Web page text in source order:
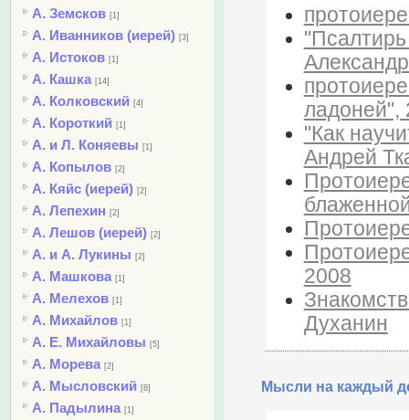
А. Земсков [1]
А. Иванников (иерей) [3]
А. Истоков [1]
А. Кашка [14]
А. Колковский [4]
А. Короткий [1]
А. и Л. Коняевы [1]
А. Копылов [2]
А. Кяйс (иерей) [2]
А. Лепехин [2]
А. Лешов (иерей) [2]
А. и А. Лукины [2]
А. Машкова [1]
А. Мелехов [1]
А. Михайлов [1]
А. Е. Михайловы [5]
А. Морева [2]
А. Мысловский [8]
А. Падылина [1]
ладоней",
"Как
Андрей
2008
Духанин
Мысли на каждый